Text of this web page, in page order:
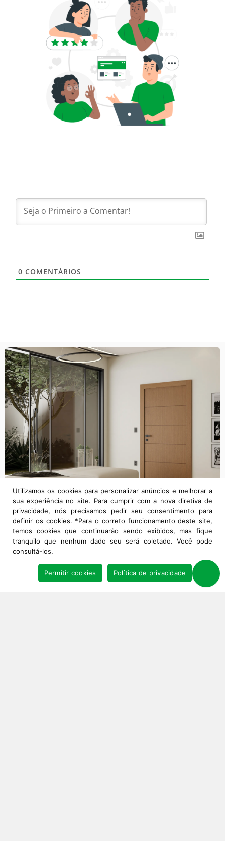
0 COMENTÁRIOS
Utilizamos os cookies para personalizar anúncios e melhorar a
sua experiência no site. Para cumprir com a nova diretiva de
privacidade, nós precisamos pedir seu consentimento para
definir os cookies. *Para o correto funcionamento deste site,
temos cookies que continuarão sendo exibidos, mas fique
tranquilo que nenhum dado seu será coletado. Você pode
consultá-los.
Permitir cookies Política de privacidade